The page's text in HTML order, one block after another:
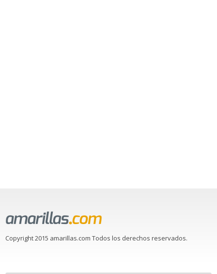
Copyright 2015 amarillas.com Todos los derechos reservados.